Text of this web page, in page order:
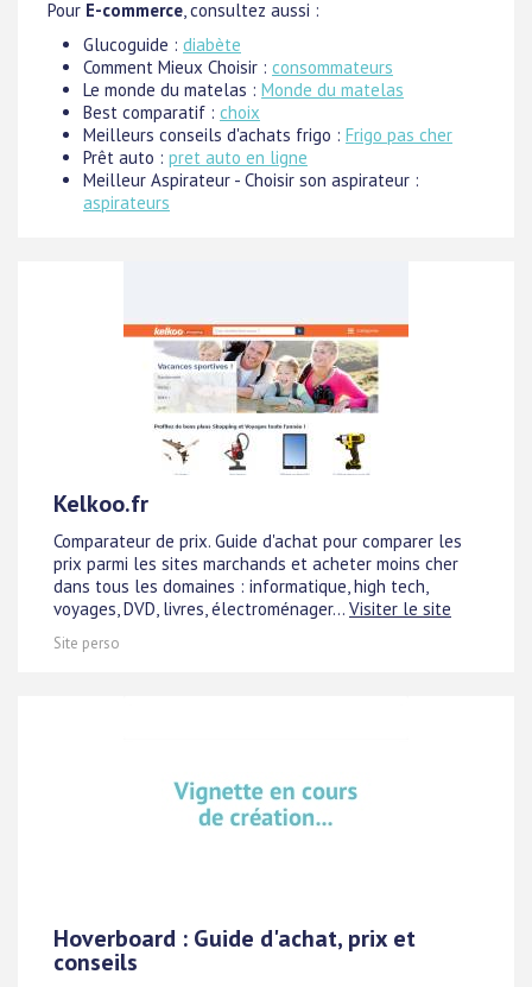
Pour E-commerce, consultez aussi :
Glucoguide : diabète
Comment Mieux Choisir : consommateurs
Le monde du matelas : Monde du matelas
Best comparatif : choix
Meilleurs conseils d'achats frigo : Frigo pas cher
Prêt auto : pret auto en ligne
Meilleur Aspirateur - Choisir son aspirateur :
aspirateurs
Kelkoo.fr
Comparateur de prix. Guide d'achat pour comparer les
prix parmi les sites marchands et acheter moins cher
dans tous les domaines : informatique, high tech,
voyages, DVD, livres, électroménager... Visiter le site
Site perso
Hoverboard : Guide d'achat, prix et
conseils